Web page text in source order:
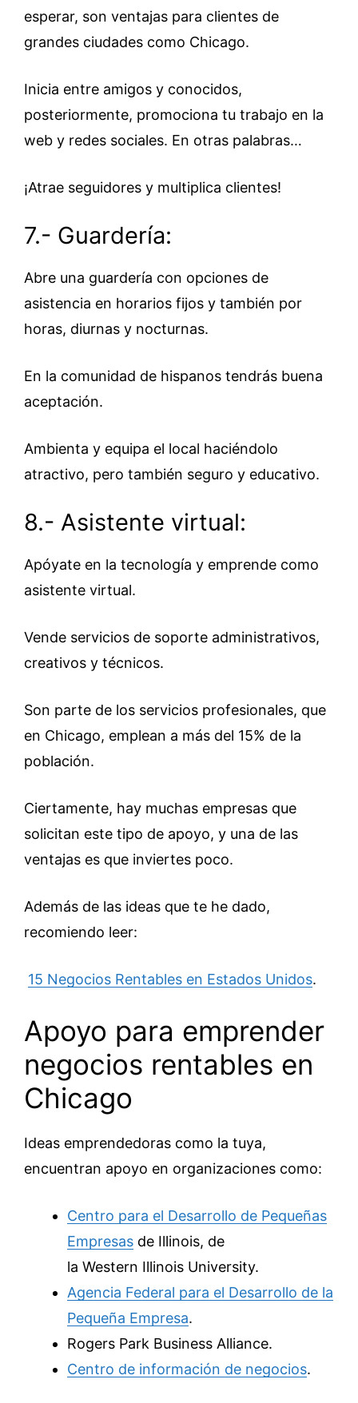
esperar, son ventajas para clientes de
grandes ciudades como Chicago.
Inicia entre amigos y conocidos,
posteriormente, promociona tu trabajo en la
web y redes sociales. En otras palabras…
¡Atrae seguidores y multiplica clientes!
7.- Guardería:
Abre una guardería con opciones de
asistencia en horarios fijos y también por
horas, diurnas y nocturnas.
En la comunidad de hispanos tendrás buena
aceptación.
Ambienta y equipa el local haciéndolo
atractivo, pero también seguro y educativo.
8.- Asistente virtual:
Apóyate en la tecnología y emprende como
asistente virtual.
Vende servicios de soporte administrativos,
creativos y técnicos.
Son parte de los servicios profesionales, que
en Chicago, emplean a más del 15% de la
población.
Ciertamente, hay muchas empresas que
solicitan este tipo de apoyo, y una de las
ventajas es que inviertes poco.
Además de las ideas que te he dado,
recomiendo leer:
15 Negocios Rentables en Estados Unidos.
Apoyo para emprender
negocios rentables en
Chicago
Ideas emprendedoras como la tuya,
encuentran apoyo en organizaciones como:
Centro para el Desarrollo de Pequeñas
Empresas de Illinois, de
la Western Illinois University.
Agencia Federal para el Desarrollo de la
Pequeña Empresa.
Rogers Park Business Alliance.
Centro de información de negocios.